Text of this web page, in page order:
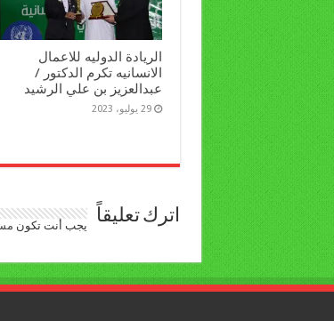
الريادة الدوليه للاعمال
الانسانيه تكرم الدكتور /
عبدالعزيز بن علي الرشيد
29 يوليو، 2023
اترك تعليقاً يجب أنت تكون